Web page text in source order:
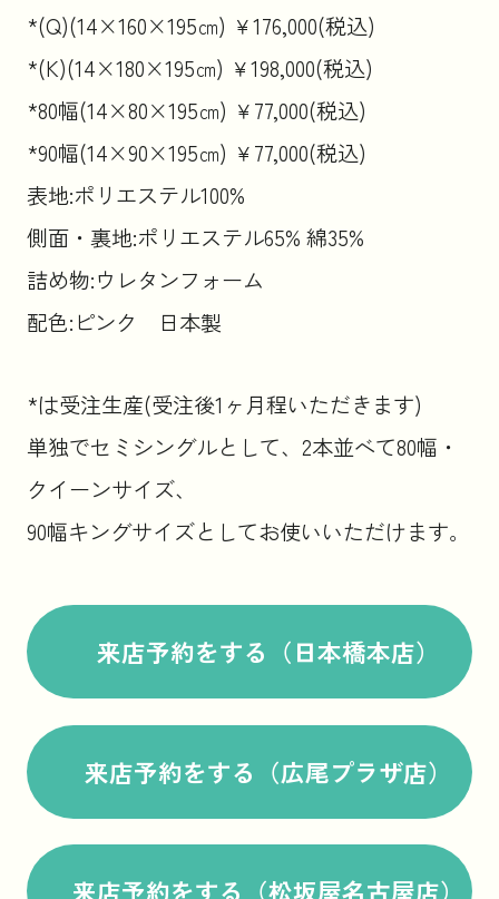
*(Q)(14×160×195㎝) ￥176,000(税込)
*(K)(14×180×195㎝) ￥198,000(税込)
*80幅(14×80×195㎝) ￥77,000(税込)
*90幅(14×90×195㎝) ￥77,000(税込)
表地:ポリエステル100%
側面・裏地:ポリエステル65% 綿35%
詰め物:ウレタンフォーム
配色:ピンク 日本製
*は受注生産(受注後1ヶ月程いただきます)
単独でセミシングルとして、2本並べて80幅・
クイーンサイズ、
90幅キングサイズとしてお使いいただけます。
来店予約をする（日本橋本店）
来店予約をする（広尾プラザ店）
来店予約をする（松坂屋名古屋店）